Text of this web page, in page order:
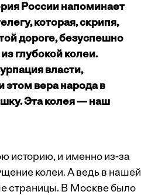
России напоминает
которая, скрипя,
дороге, безуспешно
глубокой колеи.
власти,
этом вера народа в
Эта колея — наш
историю, и именно из-за
колеи. А ведь в нашей
страницы. В Москве было